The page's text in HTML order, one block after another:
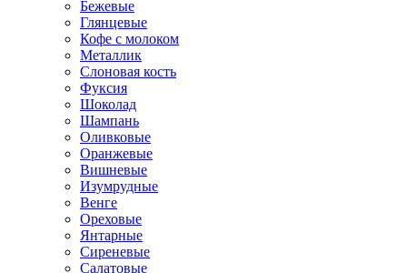
Бежевые
Глянцевые
Кофе с молоком
Металлик
Слоновая кость
Фуксия
Шоколад
Шампань
Оливковые
Оранжевые
Вишневые
Изумрудные
Венге
Ореховые
Янтарные
Сиреневые
Салатовые